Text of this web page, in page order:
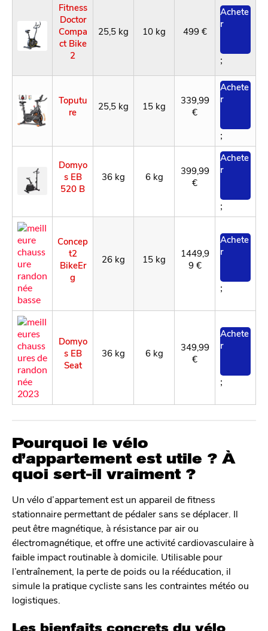
Fitness
Doctor
Compa
ct Bike
2
25,5 kg 10 kg 499 €
Achete
r
;
Toputu
re
25,5 kg 15 kg
339,99
€
Achete
r
;
Domyo
s EB
520 B
36 kg 6 kg
399,99
€
Achete
r
;
Concep
t2
BikeEr
g
26 kg 15 kg
1449,9
9 €
Achete
r
;
Domyo
s EB
Seat
36 kg 6 kg
349,99
€
Achete
r
;
Pourquoi le vélo
d’appartement est utile ? À
quoi sert-il vraiment ?
Un vélo d’appartement est un appareil de fitness
stationnaire permettant de pédaler sans se déplacer. Il
peut être magnétique, à résistance par air ou
électromagnétique, et offre une activité cardiovasculaire à
faible impact routinable à domicile. Utilisable pour
l’entraînement, la perte de poids ou la rééducation, il
simule la pratique cycliste sans les contraintes météo ou
logistiques.